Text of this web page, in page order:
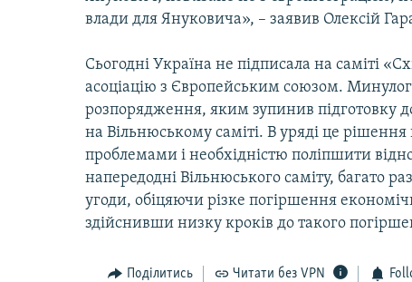
влади для Януковича», – заявив Олексій
Сьогодні Україна не підписала на саміті
асоціацію з Європейським союзом.
розпорядження, яким зупинив підготовку
на Вільнюському саміті. В уряді це
проблемами і необхідністю поліпшити
напередодні Вільнюського саміту, багато
угоди, обіцяючи різке погіршення
здійснивши низку кроків до такого
Поділитись Читати без VPN